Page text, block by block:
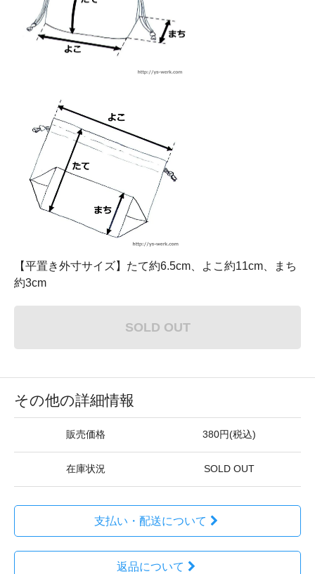
【平置き外寸サイズ】たて約6.5cm、よこ約11cm、まち
約3cm
SOLD OUT
その他の詳細情報
販売価格 380円(税込)
在庫状況 SOLD OUT
支払い・配送について
返品について